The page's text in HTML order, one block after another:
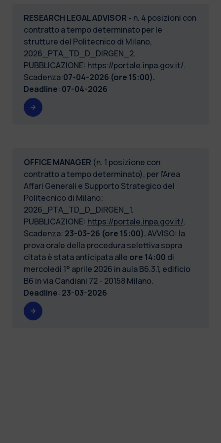
RESEARCH LEGAL ADVISOR - n. 4 posizioni con
contratto a tempo determinato per le
strutture del Politecnico di Milano,
2026_PTA_TD_D_DIRGEN_2.
PUBBLICAZIONE: https://portale.inpa.gov.it/.
Scadenza:07-04-2026 (ore 15:00).
Deadline: 07-04-2026
OFFICE MANAGER (n. 1 posizione con
contratto a tempo determinato), per l'Area
Affari Generali e Supporto Strategico del
Politecnico di Milano;
2026_PTA_TD_D_DIRGEN_1.
PUBBLICAZIONE: https://portale.inpa.gov.it/.
Scadenza: 23-03-26 (ore 15:00).AVVISO: la
prova orale della procedura selettiva sopra
citata è stata anticipataalle ore 14:00 di
mercoledì 1° aprile 2026 in aula B6.3.1, edificio
B6 in via Candiani 72 - 20158 Milano.
Deadline: 23-03-2026